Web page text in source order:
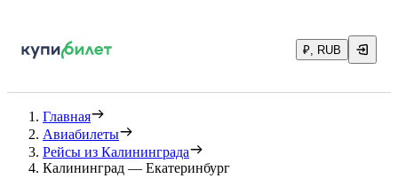
₽, RUB
Главная
Авиабилеты
Рейсы из Калининграда
Калининград — Екатеринбург